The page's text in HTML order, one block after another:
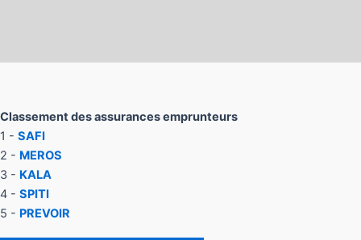
Classement des assurances emprunteurs
1 - SAFI
2 - MEROS
3 - KALA
4 - SPITI
5 - PREVOIR